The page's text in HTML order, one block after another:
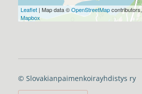
Leaflet| Map data ©OpenStreetMapcontributors,
Mapbox
© Slovakianpaimenkoirayhdistys ry